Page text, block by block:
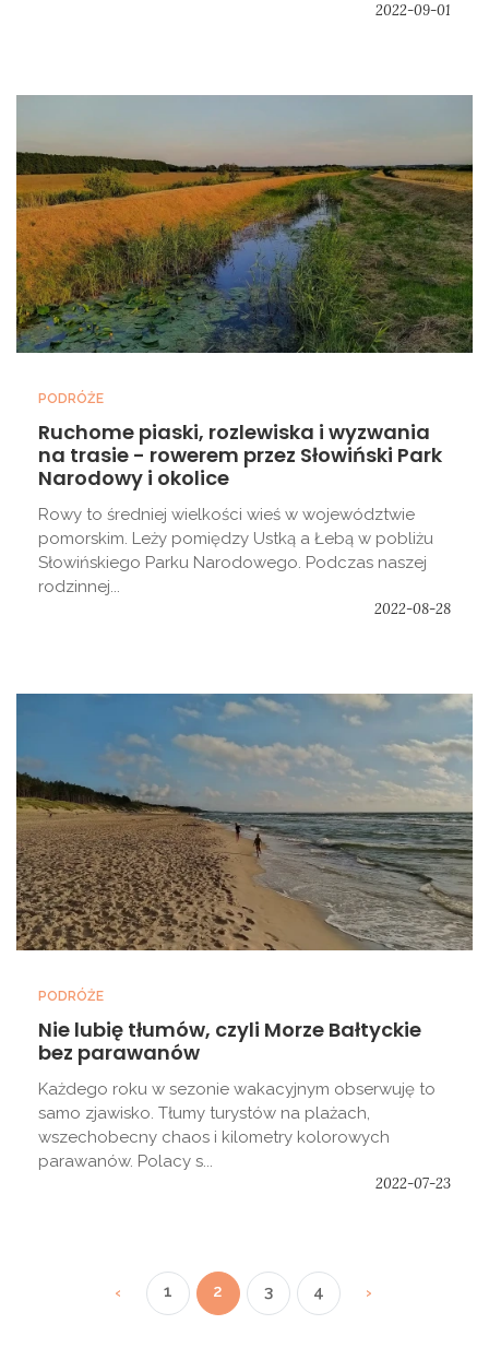
2022-09-01
PODRÓŻE
Ruchome piaski, rozlewiska i wyzwania
na trasie - rowerem przez Słowiński Park
Narodowy i okolice
Rowy to średniej wielkości wieś w województwie
pomorskim. Leży pomiędzy Ustką a Łebą w pobliżu
Słowińskiego Parku Narodowego. Podczas naszej
rodzinnej...
2022-08-28
PODRÓŻE
Nie lubię tłumów, czyli Morze Bałtyckie
bez parawanów
Każdego roku w sezonie wakacyjnym obserwuję to
samo zjawisko. Tłumy turystów na plażach,
wszechobecny chaos i kilometry kolorowych
parawanów. Polacy s...
2022-07-23
‹ 1 2 3 4 ›